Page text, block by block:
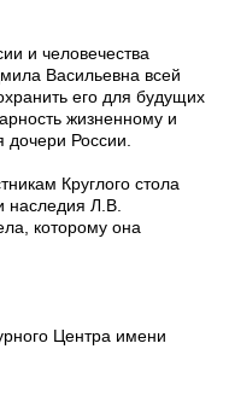
и человечества
Васильевна всей
его для будущих
жизненному и
дочери России.
Круглого стола
наследия Л.В.
которому она
Центра имени